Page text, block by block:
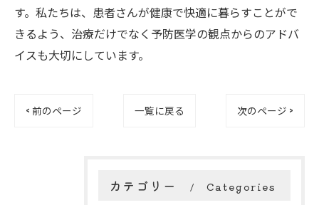
す。私たちは、患者さんが健康で快適に暮らすことがで
きるよう、治療だけでなく予防医学の観点からのアドバ
イスも大切にしています。
< 前のページ 一覧に戻る 次のページ >
カテゴリー Categories